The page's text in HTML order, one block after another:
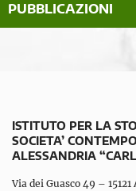
PUBBLICAZIONI
ISTITUTO PER LA
SOCIETA’
ALESSANDRIA
Via dei Guasco 49 –